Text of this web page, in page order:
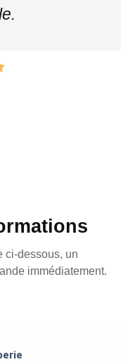
ci-dessous, un
immédiatement.